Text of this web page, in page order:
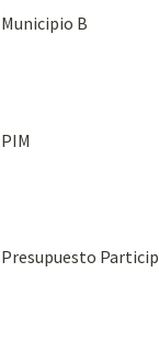
Municipio B
PIM
Presupuesto